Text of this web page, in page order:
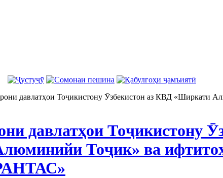
давлатҳои Тоҷикистону Ӯзбекистон аз КВД «Ширкати
давлатҳои Тоҷикистону
Тоҷик» ва